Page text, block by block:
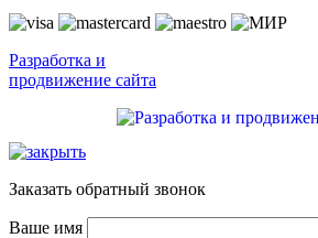
Разработка и
продвижение сайта
Заказать обратный звонок
Ваше имя